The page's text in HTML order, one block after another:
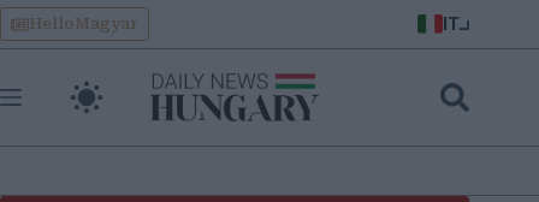
Skip
to
content
HelloMagyar IT